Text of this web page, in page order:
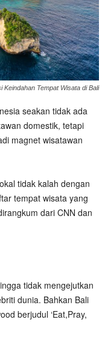
Keindahan Tempat Wisata di Bali
seakan tidak ada
domestik, tetapi
magnet wisatawan
tidak kalah dengan
tempat wisata yang
dari CNN dan
tidak mengejutkan
dunia. Bahkan Bali
berjudul ‘Eat,Pray,